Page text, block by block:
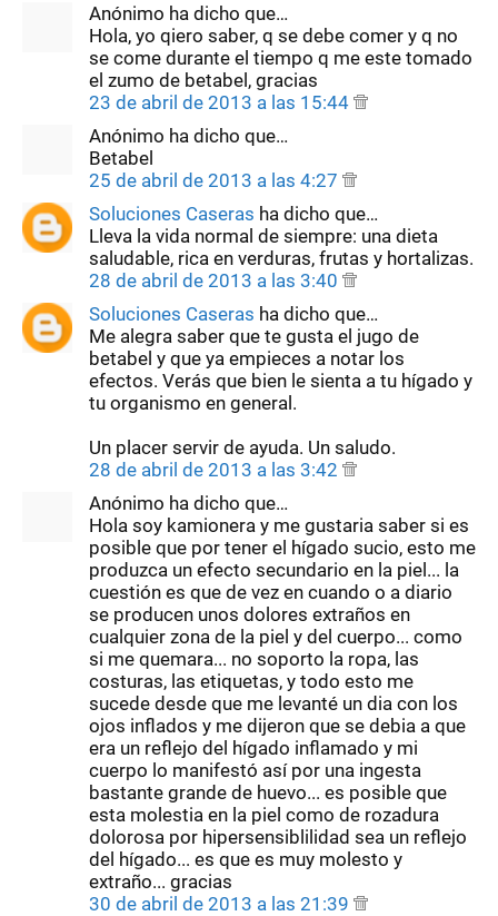
Anónimo ha dicho que…
Hola, yo qiero saber, q se debe comer y q no
se come durante el tiempo q me este tomado
el zumo de betabel, gracias
23 de abril de 2013 a las 15:44
Anónimo ha dicho que…
Betabel
25 de abril de 2013 a las 4:27
Soluciones Caseras ha dicho que…
Lleva la vida normal de siempre: una dieta
saludable, rica en verduras, frutas y hortalizas.
28 de abril de 2013 a las 3:40
Soluciones Caseras ha dicho que…
Me alegra saber que te gusta el jugo de
betabel y que ya empieces a notar los
efectos. Verás que bien le sienta a tu hígado y
tu organismo en general.
Un placer servir de ayuda. Un saludo.
28 de abril de 2013 a las 3:42
Anónimo ha dicho que…
Hola soy kamionera y me gustaria saber si es
posible que por tener el hígado sucio, esto me
produzca un efecto secundario en la piel... la
cuestión es que de vez en cuando o a diario
se producen unos dolores extraños en
cualquier zona de la piel y del cuerpo... como
si me quemara... no soporto la ropa, las
costuras, las etiquetas, y todo esto me
sucede desde que me levanté un dia con los
ojos inflados y me dijeron que se debia a que
era un reflejo del hígado inflamado y mi
cuerpo lo manifestó así por una ingesta
bastante grande de huevo... es posible que
esta molestia en la piel como de rozadura
dolorosa por hipersensiblilidad sea un reflejo
del hígado... es que es muy molesto y
extraño... gracias
30 de abril de 2013 a las 21:39